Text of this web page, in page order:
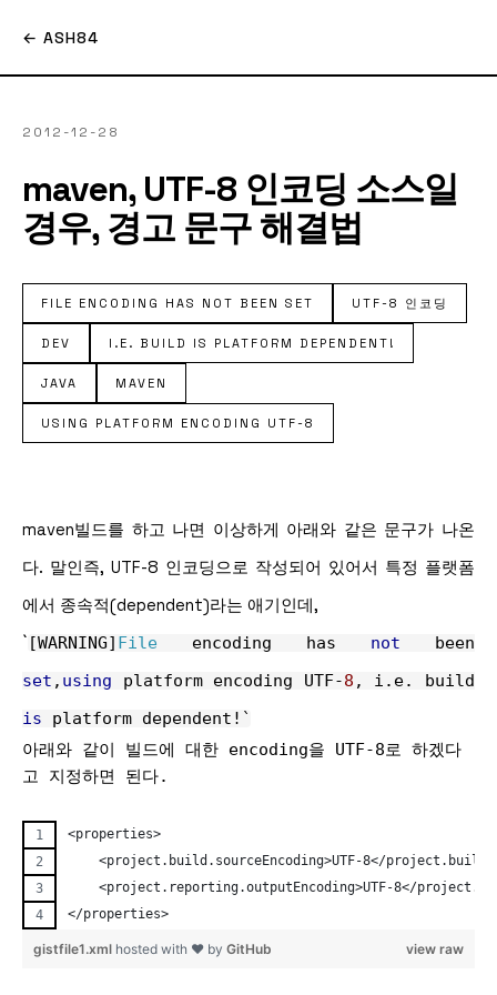
← ASH84
2012-12-28
maven, UTF-8 인코딩 소스일
경우, 경고 문구 해결법
FILE ENCODING HAS NOT BEEN SET UTF-8 인코딩
DEV I.E. BUILD IS PLATFORM DEPENDENT!
JAVA MAVEN
USING PLATFORM ENCODING UTF-8
maven빌드를 하고 나면 이상하게 아래와 같은 문구가 나온
다. 말인즉, UTF-8 인코딩으로 작성되어 있어서 특정 플랫폼
에서 종속적(dependent)라는 애기인데,
` [WARNING] File encoding has not been
set , using platform encoding UTF-8 , i . e.
build
is platform dependent ! `
아래와 같이 빌드에 대한 encoding을 UTF-8로 하겠다
고 지정하면 된다.
<properties>
<project.build.sourceEncoding>UTF-8</
<project.reporting.outputEncoding>UTF-8</
</properties>
view raw
gistfile1.xml hosted with ❤ by GitHub